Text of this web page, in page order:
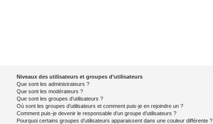
Niveaux des utilisateurs et groupes d’utilisateurs
Que sont les administrateurs ?
Que sont les modérateurs ?
Que sont les groupes d’utilisateurs ?
Où sont les groupes d’utilisateurs et comment puis-je en rejoindre un ?
Comment puis-je devenir le responsable d’un groupe d’utilisateurs ?
Pourquoi certains groupes d’utilisateurs apparaissent dans une couleur différente ?